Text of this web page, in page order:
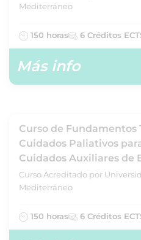
Mediterráneo
150 horas 6 Créditos
Más info
Curso de Fundamentos
Cuidados Paliativos
Cuidados Auxiliares de
Curso Acreditado por
Mediterráneo
150 horas 6 Créditos